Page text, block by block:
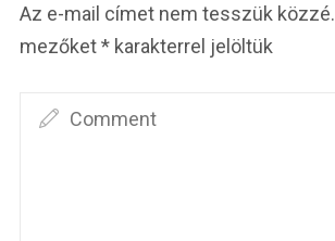
Az e-mail címet nem tesszük közzé.
mezőket* karakterrel jelöltük